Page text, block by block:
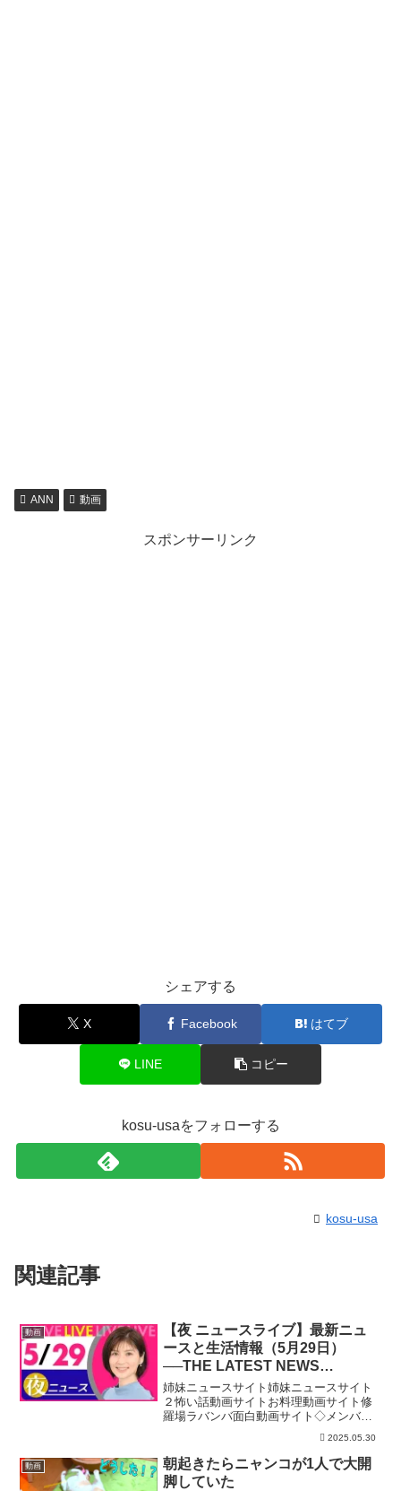
ANN 動画
スポンサーリンク
シェアする
X Facebook はてブ
LINE コピー
kosu-usaをフォローする
kosu-usa
関連記事
動画
【夜 ニュースライブ】最新ニュ
ースと生活情報（5月29日）
──THE LATEST NEWS
SUMMARY（日テレNEWS
LIVE）
姉妹ニュースサイト姉妹ニュースサイト
２怖い話動画サイトお料理動画サイト修
羅場ラバンバ面白動画サイト◇メンバー
シップ「日テレNEWSクラブ」始まりま
した月額290円で所属歴に応じ色が変化し
ステータスアップしていくバッジ特典
や、ライブ配信のチャ...
2025.05.30
動画
朝起きたらニャンコが1人で大開
脚していた